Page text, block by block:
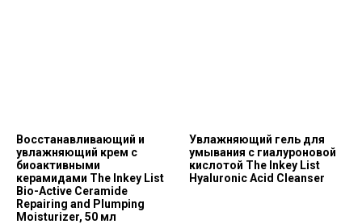
Восстанавливающий и
увлажняющий крем с
биоактивными
керамидами The Inkey List
Bio-Active Ceramide
Repairing and Plumping
Moisturizer, 50 мл
Увлажняющий гель для
умывания с гиалуроновой
кислотой The Inkey List
Hyaluronic Acid Сleanser